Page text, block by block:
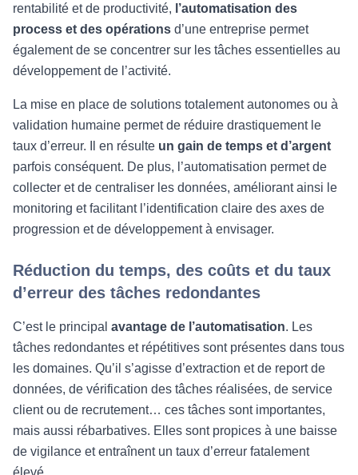
rentabilité et de productivité, l’automatisation des
process et des opérations d’une entreprise permet
également de se concentrer sur les tâches essentielles au
développement de l’activité.
La mise en place de solutions totalement autonomes ou à
validation humaine permet de réduire drastiquement le
taux d’erreur. Il en résulte un gain de temps et d’argent
parfois conséquent. De plus, l’automatisation permet de
collecter et de centraliser les données, améliorant ainsi le
monitoring et facilitant l’identification claire des axes de
progression et de développement à envisager.
Réduction du temps, des coûts et du taux
d’erreur des tâches redondantes
C’est le principal avantage de l’automatisation. Les
tâches redondantes et répétitives sont présentes dans tous
les domaines. Qu’il s’agisse d’extraction et de report de
données, de vérification des tâches réalisées, de service
client ou de recrutement… ces tâches sont importantes,
mais aussi rébarbatives. Elles sont propices à une baisse
de vigilance et entraînent un taux d’erreur fatalement
élevé.